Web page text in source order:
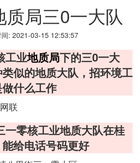
局三0一大队
: 2021-03-15 12:53:57
工业地质局下的三0一大
似的地质大队，招环境工
什么工作
联
一零核工业地质大队在桂
给电话号码更好